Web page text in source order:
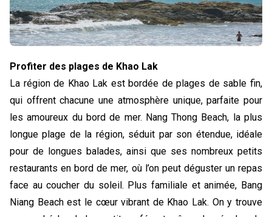
Profiter des plages de Khao Lak
La région de Khao Lak est bordée de plages de sable fin,
qui offrent chacune une atmosphère unique, parfaite pour
les amoureux du bord de mer. Nang Thong Beach, la plus
longue plage de la région, séduit par son étendue, idéale
pour de longues balades, ainsi que ses nombreux petits
restaurants en bord de mer, où l’on peut déguster un repas
face au coucher du soleil. Plus familiale et animée, Bang
Niang Beach est le cœur vibrant de Khao Lak. On y trouve